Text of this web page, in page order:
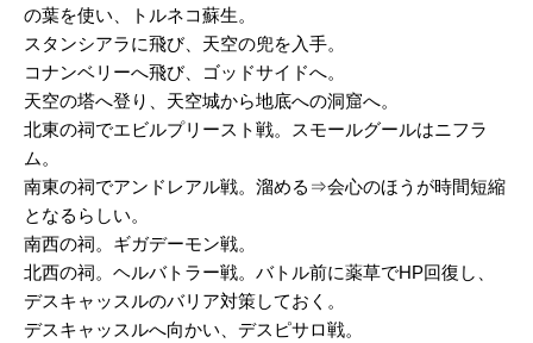
の葉を使い、トルネコ蘇生。
スタンシアラに飛び、天空の兜を入手。
コナンベリーへ飛び、ゴッドサイドへ。
天空の塔へ登り、天空城から地底への洞窟へ。
北東の祠でエビルプリースト戦。スモールグールはニフラ
ム。
南東の祠でアンドレアル戦。溜める⇒会心のほうが時間短縮
となるらしい。
南西の祠。ギガデーモン戦。
北西の祠。ヘルバトラー戦。バトル前に薬草でHP回復し、
デスキャッスルのバリア対策しておく。
デスキャッスルへ向かい、デスピサロ戦。